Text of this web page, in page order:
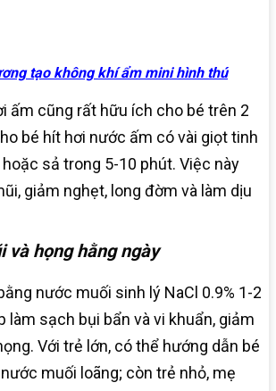
tạo không khí ẩm mini hình thú
ấm cũng rất hữu ích cho bé trên 2
bé hít hơi nước ấm có vài giọt tinh
sả trong 5-10 phút. Việc này
giảm nghẹt, long đờm và làm dịu
và họng hằng ngày
nước muối sinh lý NaCl 0.9% 1-2
làm sạch bụi bẩn và vi khuẩn, giảm
Với trẻ lớn, có thể hướng dẫn bé
muối loãng; còn trẻ nhỏ, mẹ